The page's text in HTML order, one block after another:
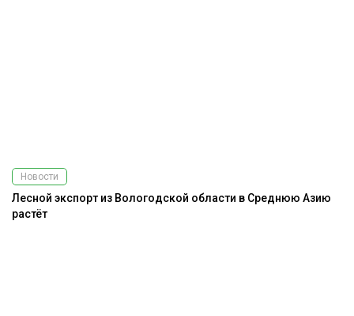
Новости
Лесной экспорт из Вологодской области в Среднюю Азию
растёт